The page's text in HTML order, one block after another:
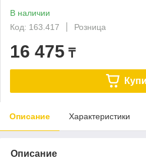
В наличии
Код: 163.417
Розница
16 475 ₸
Описание Характеристики
Описание